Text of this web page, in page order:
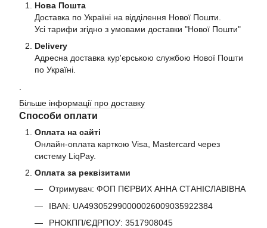
Нова Пошта
Доставка по Україні на відділення Нової Пошти.
Усі тарифи згідно з умовами доставки "Нової Пошти"
Delivery
Адресна доставка кур'єрською службою Нової Пошти
по Україні.
Більше інформації про доставку
Способи оплати
Оплата на сайті
Онлайн-оплата карткою Visa, Mastercard через
систему LiqPay.
Оплата за реквізитами
Отримувач: ФОП ПЄРВИХ АННА СТАНІСЛАВІВНА
IBAN: UA493052990000026009035922384
РНОКПП/ЄДРПОУ: 3517908045